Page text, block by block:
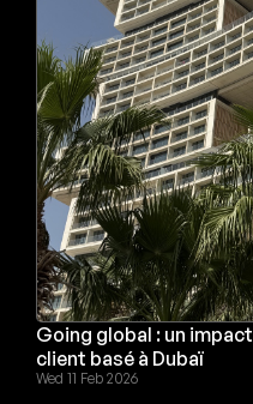
Going global : un
client basé à Dubaï
Wed 11 Feb 2026